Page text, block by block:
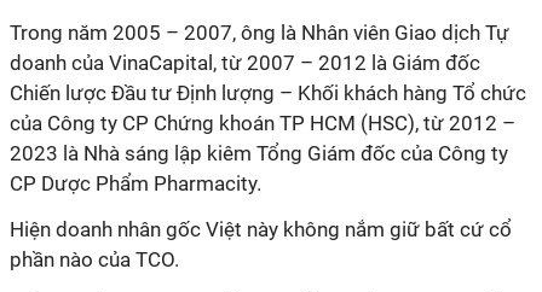
Trong năm 2005 – 2007, ông là Nhân viên Giao dịch Tự
doanh của VinaCapital, từ 2007 – 2012 là Giám đốc
Chiến lược Đầu tư Định lượng – Khối khách hàng Tổ chức
của Công ty CP Chứng khoán TP HCM (HSC), từ 2012 –
2023 là Nhà sáng lập kiêm Tổng Giám đốc của Công ty
CP Dược Phẩm Pharmacity.
Hiện doanh nhân gốc Việt này không nắm giữ bất cứ cổ
phần nào của TCO.